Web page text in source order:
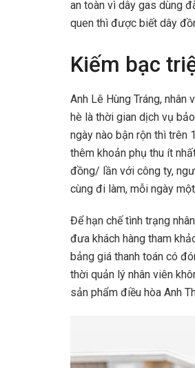
an toàn vì dây gas dùng
quen thì được biết dây
Kiếm bạc
Anh Lê Hùng Tráng,
hè là thời gian dịch vụ
ngày nào bận rộn thì trên
thêm khoản phụ thu ít
đồng/ lần với công ty,
cùng đi làm, mỗi ngày
Để hạn chế tình trạng
đưa khách hàng tham
bảng giá thanh toán có
thời quản lý nhân viên
sản phẩm điều hòa Anh